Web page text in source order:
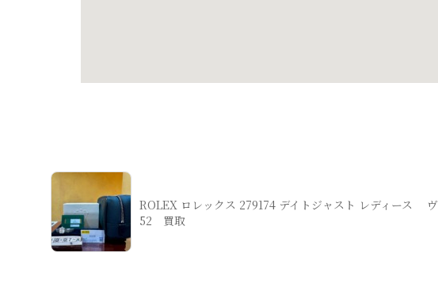
ROLEX ロレックス 279174 デイトジャスト レディース
52 買取